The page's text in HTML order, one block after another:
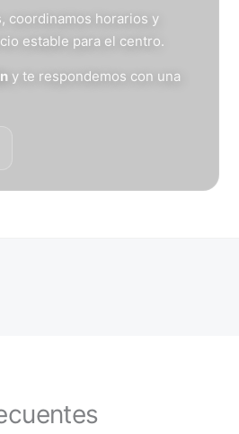
coordinamos horarios y
estable para el centro.
y te respondemos con una